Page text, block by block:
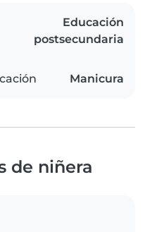
Educación
postsecundaria
Manicura
de niñera